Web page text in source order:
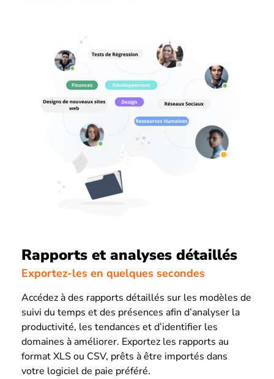
Rapports et analyses détaillés
Exportez-les en quelques secondes
Accédez à des rapports détaillés sur les modèles de
suivi du temps et des présences afin d’analyser la
productivité, les tendances et d’identifier les
domaines à améliorer. Exportez les rapports au
format XLS ou CSV, prêts à être importés dans
votre logiciel de paie préféré.